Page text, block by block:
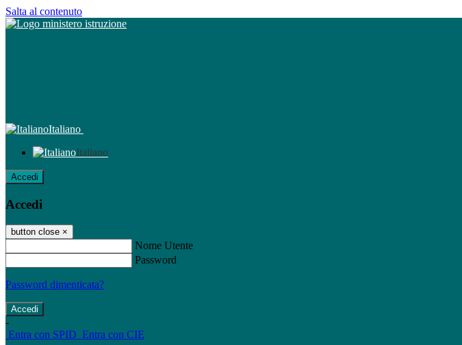
Salta al contenuto
Italiano
Italiano
Accedi
Accedi
button close ×
Nome Utente
Password
Password dimenticata?
-
Entra con SPID Entra con CIE